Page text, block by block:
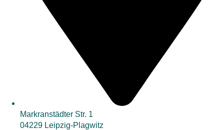
Markranstädter Str. 1
04229 Leipzig-Plagwitz